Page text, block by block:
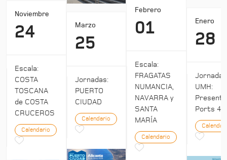
Noviembre
24
Escala:
COSTA
TOSCANA
de COSTA
CRUCEROS
Calendario
Marzo
25
Jornadas:
PUERTO
CIUDAD
Calendario
Febrero
01
Escala:
FRAGATAS
NUMANCIA,
NAVARRA y
SANTA
MARÍA
Calendario
Enero
28
Jornadas
UMH:
Ports 4:0